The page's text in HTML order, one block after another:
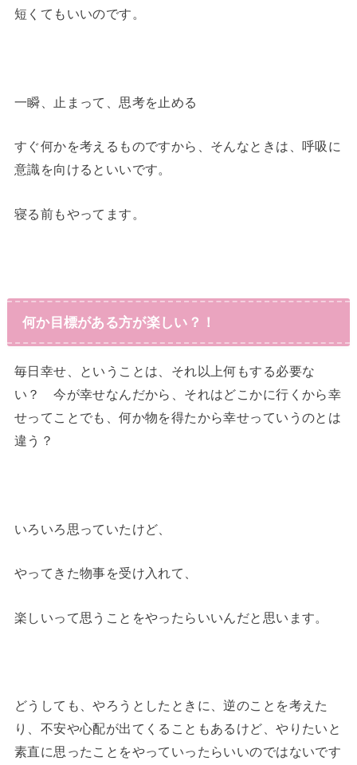
短くてもいいのです。
一瞬、止まって、思考を止める
すぐ何かを考えるものですから、そんなときは、呼吸に
意識を向けるといいです。
寝る前もやってます。
何か目標がある方が楽しい？！
毎日幸せ、ということは、それ以上何もする必要な
い？ 今が幸せなんだから、それはどこかに行くから幸
せってことでも、何か物を得たから幸せっていうのとは
違う？
いろいろ思っていたけど、
やってきた物事を受け入れて、
楽しいって思うことをやったらいいんだと思います。
どうしても、やろうとしたときに、逆のことを考えた
り、不安や心配が出てくることもあるけど、やりたいと
素直に思ったことをやっていったらいいのではないです